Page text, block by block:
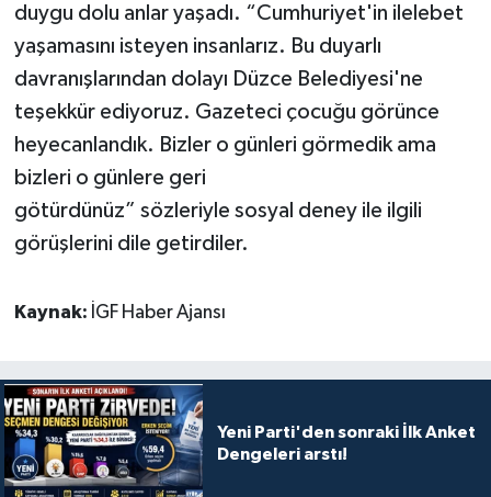
duygu dolu anlar yaşadı. “Cumhuriyet'in ilelebet
yaşamasını isteyen insanlarız. Bu duyarlı
davranışlarından dolayı Düzce Belediyesi'ne
teşekkür ediyoruz. Gazeteci çocuğu görünce
heyecanlandık. Bizler o günleri görmedik ama
bizleri o günlere geri
götürdünüz” sözleriyle sosyal deney ile ilgili
görüşlerini dile getirdiler.
Kaynak: İGF Haber Ajansı
Yeni Parti'den sonraki İlk Anket
Dengeleri arstı!